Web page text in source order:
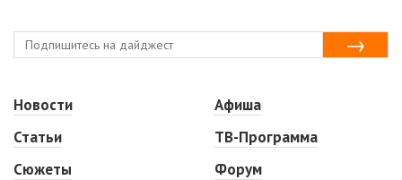
Новости
Статьи
Сюжеты
Афиша
ТВ-Программа
Форум